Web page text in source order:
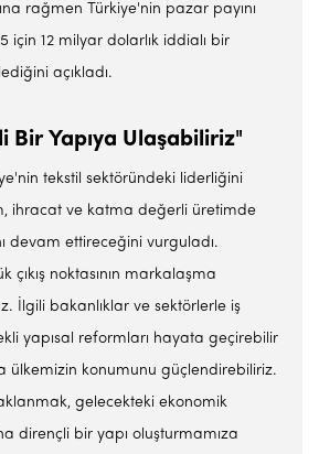
rağmen Türkiye'nin pazar payını
için 12 milyar dolarlık iddialı bir
açıkladı.
Bir Yapıya Ulaşabiliriz"
tekstil sektöründeki liderliğini
ihracat ve katma değerli üretimde
devam ettireceğini vurguladı.
çıkış noktasının markalaşma
İlgili bakanlıklar ve sektörlerle iş
yapısal reformları hayata geçirebilir
ülkemizin konumunu güçlendirebiliriz.
gelecekteki ekonomik
dirençli bir yapı oluşturmamıza